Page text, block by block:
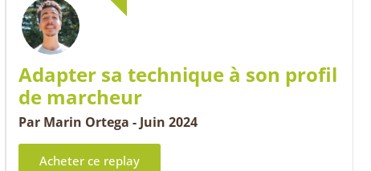
Adapter sa technique à son profil
de marcheur
Par Marin Ortega - Juin 2024
Acheter ce replay